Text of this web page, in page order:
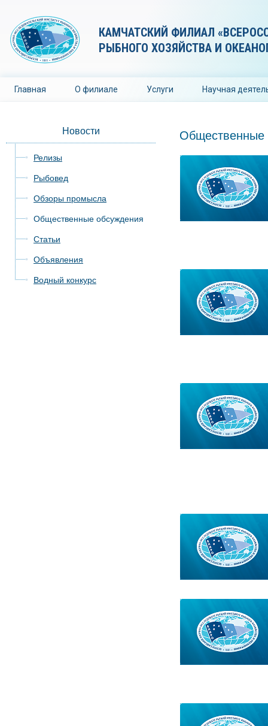
КАМЧАТСКИЙ ФИЛИАЛ
РЫБНОГО ХОЗЯЙСТВА И
Главная О филиале Услуги Научная
Новости
Релизы
Рыбовед
Обзоры промысла
Общественные обсуждения
Статьи
Объявления
Водный конкурс
Общественные